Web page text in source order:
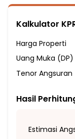
Listrik 1300 VA
Sumber Air PDAM
Hadap Timur
Fasilitas Sekitar
4 Menit ke SDN
7 Menit ke SD
Kalkulator
Harga Properti
Uang Muka (DP)
Tenor Angsuran
Hasil
Estimasi